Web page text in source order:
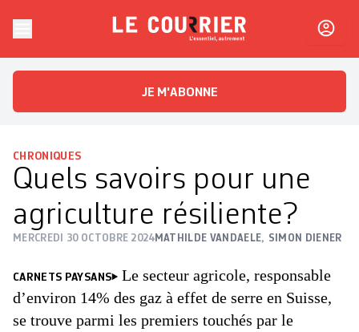
Le CourrierL'essentiel, autrement
JE M'ABONNE
CHRONIQUES
Quels savoirs pour une
agriculture résiliente?
MERCREDI 30 OCTOBRE 2024MATHILDE VANDAELE, SIMON DIENER
CARNETS PAYSANS
Le secteur agricole, responsable
d’environ 14% des gaz à effet de serre en Suisse,
se trouve parmi les premiers touchés par le